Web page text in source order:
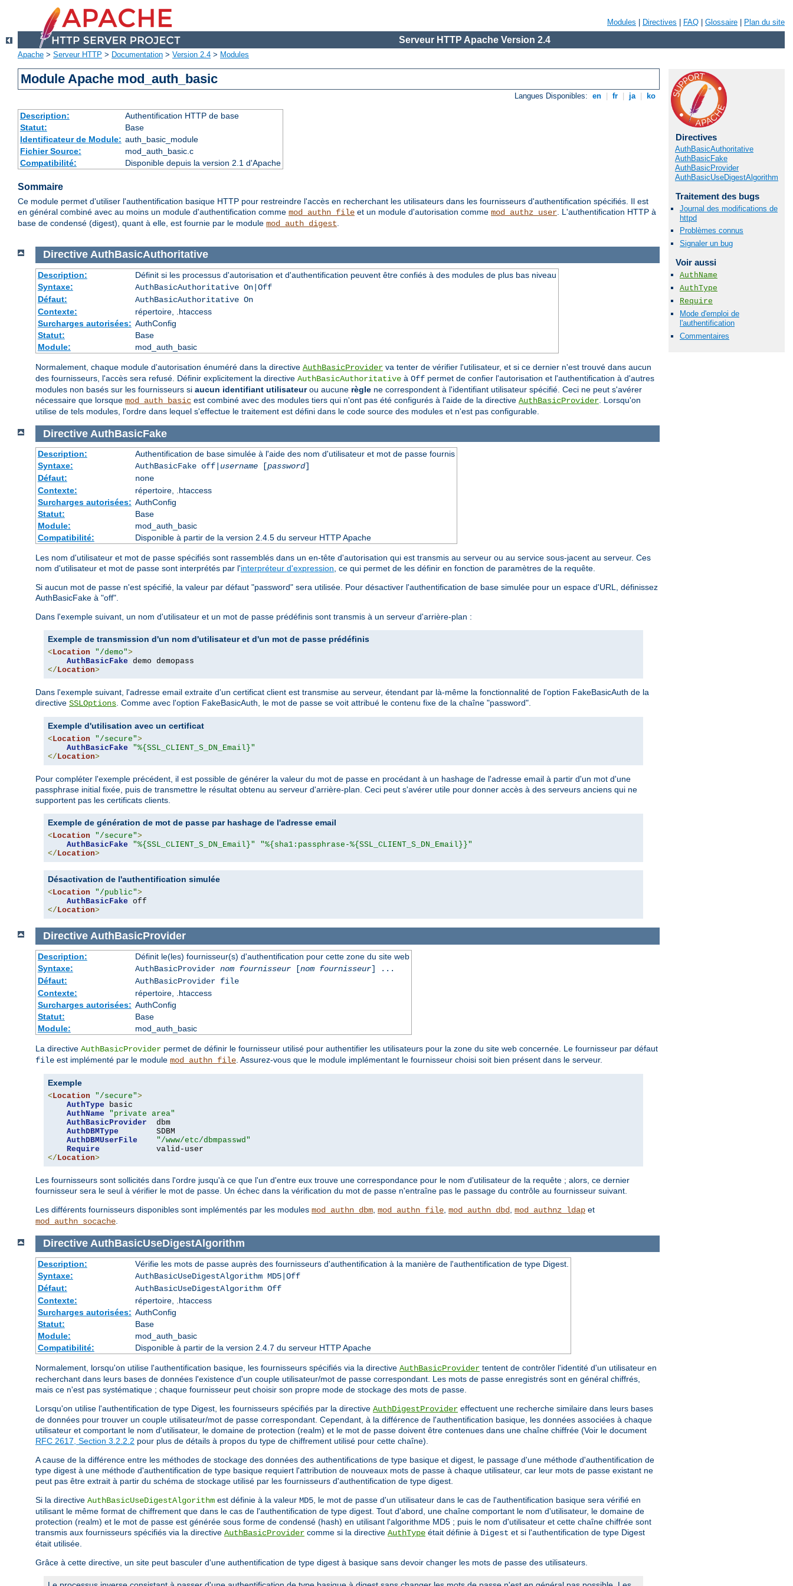
Modules Directives FAQ Glossaire Plan du site
Serveur HTTP Apache Version 2.4
Apache > Serveur HTTP > Documentation > Version 2.4 > Modules
Module Apache mod_auth_basic
Langues Disponibles: en fr ja ko
Description:
Authentification HTTP de base
Statut:
Base
Identificateur de Module: auth_basic_module
Fichier Source:
mod_auth_basic.c
Compatibilité:
Disponible depuis la version 2.1 d'Apache
Sommaire
Ce module permet d'utiliser l'authentification basique HTTP pour restreindre l'accès en recherchant les utilisateurs dans les fournisseurs d'authentification spécifiés. Il est
en général combiné avec au moins un module d'authentification comme mod_authn_file et un module d'autorisation comme mod_authz_user. L'authentification HTTP à
base de condensé (digest), quant à elle, est fournie par le module mod_auth_digest.
Directives
AuthBasicAuthoritative
AuthBasicFake
AuthBasicProvider
AuthBasicUseDigestAlgorithm
Traitement des bugs
Journal des modifications de
httpd
Problèmes connus
Signaler un bug
Voir aussi
AuthName
AuthType
Require
Mode d'emploi de
l'authentification
Commentaires
Directive AuthBasicAuthoritative
Description:
Définit si les processus d'autorisation et d'authentification peuvent être confiés à des modules de plus bas niveau
Syntaxe:
AuthBasicAuthoritative On|Off
Défaut:
AuthBasicAuthoritative On
Contexte:
répertoire, .htaccess
Surcharges autorisées: AuthConfig
Statut:
Base
Module:
mod_auth_basic
Normalement, chaque module d'autorisation énuméré dans la directive AuthBasicProvider va tenter de vérifier l'utilisateur, et si ce dernier n'est trouvé dans aucun
des fournisseurs, l'accès sera refusé. Définir explicitement la directive AuthBasicAuthoritative à Off permet de confier l'autorisation et l'authentification à d'autres
modules non basés sur les fournisseurs si aucun identifiant utilisateurou aucune règle ne correspondent à l'identifiant utilisateur spécifié. Ceci ne peut s'avérer
nécessaire que lorsque mod_auth_basic est combiné avec des modules tiers qui n'ont pas été configurés à l'aide de la directive AuthBasicProvider . Lorsqu'on
utilise de tels modules, l'ordre dans lequel s'effectue le traitement est défini dans le code source des modules et n'est pas configurable.
Directive AuthBasicFake
Description:
Authentification de base simulée à l'aide des nom d'utilisateur et mot de passe fournis
Syntaxe:
AuthBasicFake off| username[password]
Défaut:
none
Contexte:
répertoire, .htaccess
Surcharges autorisées: AuthConfig
Statut:
Base
Module:
mod_auth_basic
Compatibilité:
Disponible à partir de la version 2.4.5 du serveur HTTP Apache
Les nom d'utilisateur et mot de passe spécifiés sont rassemblés dans un en-tête d'autorisation qui est transmis au serveur ou au service sous-jacent au serveur. Ces
nom d'utilisateur et mot de passe sont interprétés par l'interpréteur d'expression, ce qui permet de les définir en fonction de paramètres de la requête.
Si aucun mot de passe n'est spécifié, la valeur par défaut "password" sera utilisée. Pour désactiver l'authentification de base simulée pour un espace d'URL, définissez
AuthBasicFake à "off".
Dans l'exemple suivant, un nom d'utilisateur et un mot de passe prédéfinis sont transmis à un serveur d'arrière-plan :
Exemple de transmission d'un nom d'utilisateur et d'un mot de passe prédéfinis
<Location "/demo">
AuthBasicFake
</Location>
Dans l'exemple suivant, l'adresse email extraite d'un certificat client est transmise au serveur, étendant par là-même la fonctionnalité de l'option FakeBasicAuth de la
directive SSLOptions. Comme avec l'option FakeBasicAuth, le mot de passe se voit attribué le contenu fixe de la chaîne "password".
Exemple d'utilisation avec un certificat
<Location "/secure">
AuthBasicFake
"%{SSL_CLIENT_S_DN_Email}"
</Location>
Pour compléter l'exemple précédent, il est possible de générer la valeur du mot de passe en procédant à un hashage de l'adresse email à partir d'un mot d'une
passphrase initial fixée, puis de transmettre le résultat obtenu au serveur d'arrière-plan. Ceci peut s'avérer utile pour donner accès à des serveurs anciens qui ne
supportent pas les certificats clients.
Exemple de génération de mot de passe par hashage de l'adresse email
<Location "/secure">
AuthBasicFake
"%{SSL_CLIENT_S_DN_Email}"
"%{sha1:passphrase-%{SSL_CLIENT_S_DN_Email}}"
</Location>
Désactivation de l'authentification simulée
<Location "/public">
AuthBasicFake
</Location>
Directive AuthBasicProvider
Description:
Définit le(les) fournisseur(s) d'authentification pour cette zone du site web
Syntaxe:
AuthBasicProvider nom fournisseur[nom fournisseur] ...
Défaut:
AuthBasicProvider file
Contexte:
répertoire, .htaccess
Surcharges autorisées: AuthConfig
Statut:
Base
Module:
mod_auth_basic
La directive AuthBasicProvider permet de définir le fournisseur utilisé pour authentifier les utilisateurs pour la zone du site web concernée. Le fournisseur par défaut
file est implémenté par le module mod_authn_file . Assurez-vous que le module implémentant le fournisseur choisi soit bien présent dans le serveur.
Exemple
<Location "/secure">
AuthType basic
AuthName
"private area"
AuthBasicProvider
  dbm
AuthDBMType
        SDBM
AuthDBMUserFile
"/www/etc/dbmpasswd"
Require
</Location>
Les fournisseurs sont sollicités dans l'ordre jusqu'à ce que l'un d'entre eux trouve une correspondance pour le nom d'utilisateur de la requête ; alors, ce dernier
fournisseur sera le seul à vérifier le mot de passe. Un échec dans la vérification du mot de passe n'entraîne pas le passage du contrôle au fournisseur suivant.
Les différents fournisseurs disponibles sont implémentés par les modules mod_authn_dbm mod_authn_file mod_authn_dbd mod_authnz_ldap et
mod_authn_socache
Directive AuthBasicUseDigestAlgorithm
Description:
Vérifie les mots de passe auprès des fournisseurs d'authentification à la manière de l'authentification de type Digest.
Syntaxe:
AuthBasicUseDigestAlgorithm MD5|Off
Défaut:
AuthBasicUseDigestAlgorithm Off
Contexte:
répertoire, .htaccess
Surcharges autorisées: AuthConfig
Statut:
Base
Module:
mod_auth_basic
Compatibilité:
Disponible à partir de la version 2.4.7 du serveur HTTP Apache
Normalement, lorsqu'on utilise l'authentification basique, les fournisseurs spécifiés via la directive AuthBasicProvider tentent de contrôler l'identité d'un utilisateur en
recherchant dans leurs bases de données l'existence d'un couple utilisateur/mot de passe correspondant. Les mots de passe enregistrés sont en général chiffrés,
mais ce n'est pas systématique ; chaque fournisseur peut choisir son propre mode de stockage des mots de passe.
Lorsqu'on utilise l'authentification de type Digest, les fournisseurs spécifiés par la directive AuthDigestProvider effectuent une recherche similaire dans leurs bases
de données pour trouver un couple utilisateur/mot de passe correspondant. Cependant, à la différence de l'authentification basique, les données associées à chaque
utilisateur et comportant le nom d'utilisateur, le domaine de protection (realm) et le mot de passe doivent être contenues dans une chaîne chiffrée (Voir le document
RFC 2617, Section 3.2.2.2 pour plus de détails à propos du type de chiffrement utilisé pour cette chaîne).
A cause de la différence entre les méthodes de stockage des données des authentifications de type basique et digest, le passage d'une méthode d'authentification de
type digest à une méthode d'authentification de type basique requiert l'attribution de nouveaux mots de passe à chaque utilisateur, car leur mots de passe existant ne
peut pas être extrait à partir du schéma de stockage utilisé par les fournisseurs d'authentification de type digest.
Si la directive AuthBasicUseDigestAlgorithm est définie à la valeur MD5 , le mot de passe d'un utilisateur dans le cas de l'authentification basique sera vérifié en
utilisant le même format de chiffrement que dans le cas de l'authentification de type digest. Tout d'abord, une chaîne comportant le nom d'utilisateur, le domaine de
protection (realm) et le mot de passe est générée sous forme de condensé (hash) en utilisant l'algorithme MD5 ; puis le nom d'utilisateur et cette chaîne chiffrée sont
transmis aux fournisseurs spécifiés via la directive AuthBasicProvider comme si la directive AuthType était définie à Digest et si l'authentification de type Digest
était utilisée.
Grâce à cette directive, un site peut basculer d'une authentification de type digest à basique sans devoir changer les mots de passe des utilisateurs.